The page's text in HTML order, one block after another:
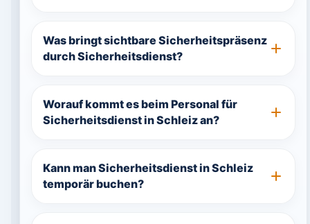
Was bringt sichtbare Sicherheitspräsenz
durch Sicherheitsdienst?
Worauf kommt es beim Personal für
Sicherheitsdienst in Schleiz an?
Kann man Sicherheitsdienst in Schleiz
temporär buchen?